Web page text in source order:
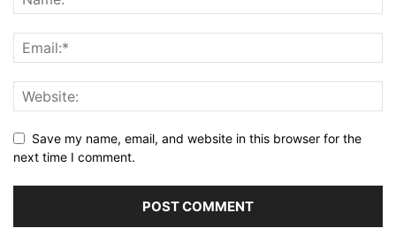
Save my name, email, and website in this browser for the
next time I comment.